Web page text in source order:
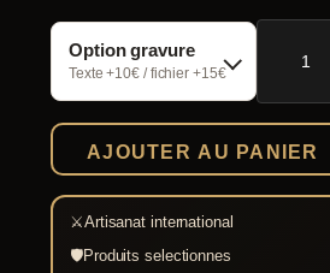
Option gravure
Texte +10€ / fichier +15€
quantité
Chaussures
vikings
AJOUTER AU PANIER
⚔Artisanat international
🛡Produits selectionnes